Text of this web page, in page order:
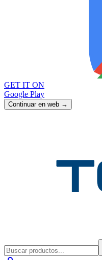
GET IT ON
Google Play
Continuar en web →